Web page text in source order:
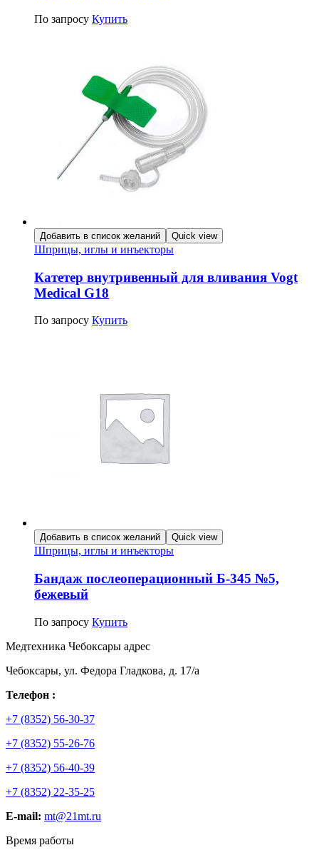
По запросу Купить
Добавить в список желаний Quick view
Шприцы, иглы и инъекторы
Катетер внутривенный для вливания Vogt
Medical G18
По запросу Купить
Добавить в список желаний Quick view
Шприцы, иглы и инъекторы
Бандаж послеоперационный Б-345 №5,
бежевый
По запросу Купить
Медтехника Чебоксары адрес
Чебоксары, ул. Федора Гладкова, д. 17/а
Телефон :
+7 (8352) 56-30-37
+7 (8352) 55-26-76
+7 (8352) 56-40-39
+7 (8352) 22-35-25
E-mail: mt@21mt.ru
Время работы